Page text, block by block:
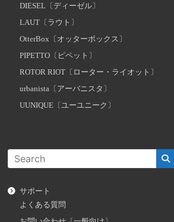
DIESEL〔ディーゼル〕
LAUT〔ラウト〕
OtterBox〔オッターボックス〕
PIPETTO〔ピペット〕
ROTOR RIOT〔ローター・ライオット〕
urbanista〔アーバニスタ〕
UUNIQUE〔ユーユニーク〕
サポート
よくある質問